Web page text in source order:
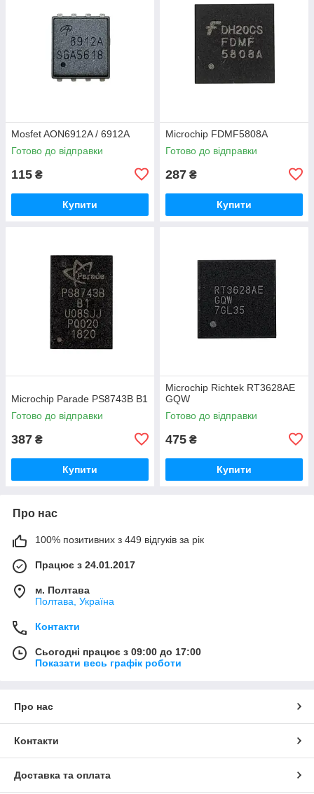
Mosfet AON6912A / 6912A
Готово до відправки
115 ₴
Купити
Microchip FDMF5808A
Готово до відправки
287 ₴
Купити
Microchip Parade PS8743B B1
Готово до відправки
387 ₴
Купити
Microchip Richtek RT3628AE
GQW
Готово до відправки
475 ₴
Купити
Про нас
100% позитивних з 449 відгуків за рік
Працює з 24.01.2017
м. Полтава
Полтава, Україна
Контакти
Сьогодні працює з 09:00 до 17:00
Показати весь графік роботи
Про нас
Контакти
Доставка та оплата